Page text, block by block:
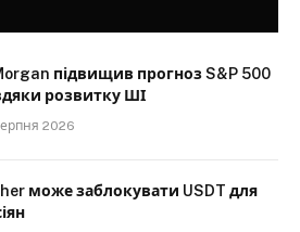
підвищив прогноз S&P 500
розвитку ШІ
2026
може заблокувати USDT для